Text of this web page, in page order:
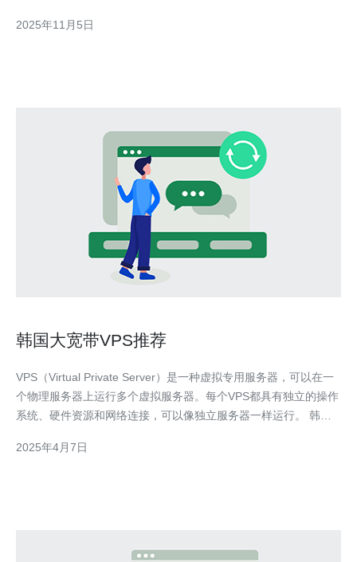
时，价格是一个重要的考量因素。通常来说，韩国VPS的价格范围
2025年11月5日
韩国大宽带VPS推荐
VPS（Virtual Private Server）是一种虚拟专用服务器，可以在一
个物理服务器上运行多个虚拟服务器。每个VPS都具有独立的操作
系统、硬件资源和网络连接，可以像独立服务器一样运行。 韩国
接。选择韩国大宽带VPS可以享受以下优势： 快速稳定的网络连
2025年4月7日